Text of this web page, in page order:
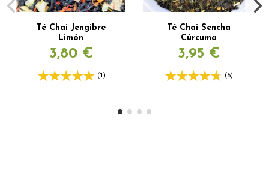
Té Chai Jengibre
Limón
3,80 €
(1)
Té Chai Sencha
Cúrcuma
3,95 €
(5)